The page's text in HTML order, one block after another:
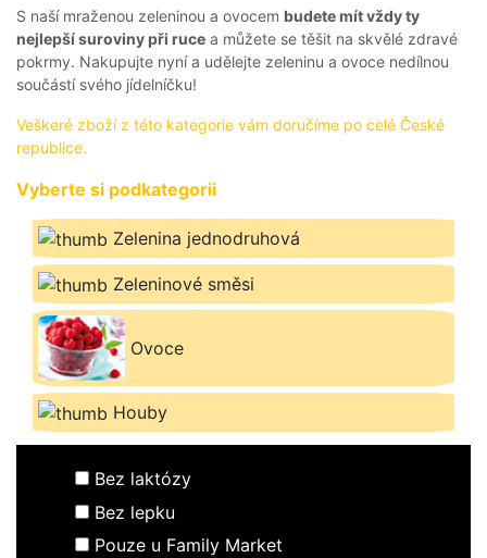
ZAMRAZENÍ
KARIÉRA
RECEPTY
NÁS
PŘIHLÁSIT SE / REGISTROVAT
S naší mraženou zeleninou a ovocem budete mít vždy ty
nejlepší suroviny při ruce a můžete se těšit na skvělé zdravé
pokrmy. Nakupujte nyní a udělejte zeleninu a ovoce nedílnou
součástí svého jídelníčku!
Veškeré zboží z této kategorie vám doručíme po celé České
republice.
Vyberte si podkategorii
Zelenina jednodruhová
Zeleninové směsi
Ovoce
Houby
Bez laktózy
Bez lepku
Pouze u Family Market